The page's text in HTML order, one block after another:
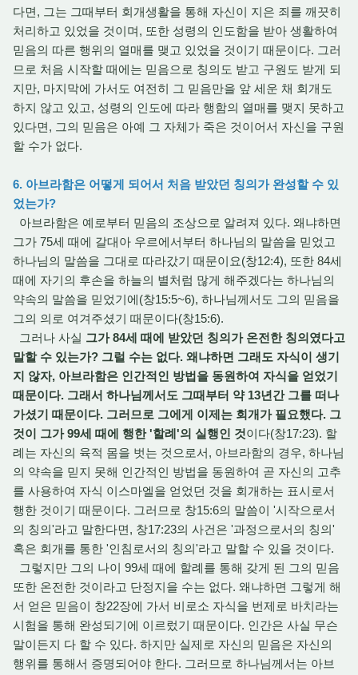
다면, 그는 그때부터 회개생활을 통해 자신이 지은 죄를 깨끗히
처리하고 있었을 것이며, 또한 성령의 인도함을 받아 생활하여
믿음의 따른 행위의 열매를 맺고 있었을 것이기 때문이다. 그러
므로 처음 시작할 때에는 믿음으로 칭의도 받고 구원도 받게 되
지만, 마지막에 가서도 여전히 그 믿음만을 앞 세운 채 회개도
하지 않고 있고, 성령의 인도에 따라 행함의 열매를 맺지 못하고
있다면, 그의 믿음은 아예 그 자체가 죽은 것이어서 자신을 구원
할 수가 없다.
6. 아브라함은 어떻게 되어서 처음 받았던 칭의가 완성할 수 있
었는가?
아브라함은 예로부터 믿음의 조상으로 알려져 있다. 왜냐하면
그가 75세 때에 갈대아 우르에서부터 하나님의 말씀을 믿었고
하나님의 말씀을 그대로 따라갔기 때문이요(창12:4), 또한 84세
때에 자기의 후손을 하늘의 별처럼 많게 해주겠다는 하나님의
약속의 말씀을 믿었기에(창15:5~6), 하나님께서도 그의 믿음을
그의 의로 여겨주셨기 때문이다(창15:6).
그러나 사실 그가 84세 때에 받았던 칭의가 온전한 칭의였다고
말할 수 있는가? 그럴 수는 없다. 왜냐하면 그래도 자식이 생기
지 않자, 아브라함은 인간적인 방법을 동원하여 자식을 얻었기
때문이다. 그래서 하나님께서도 그때부터 약 13년간 그를 떠나
가셨기 때문이다. 그러므로 그에게 이제는 회개가 필요했다. 그
것이 그가 99세 때에 행한 '할례'의 실행인 것이다(창17:23). 할
례는 자신의 육적 몸을 벗는 것으로서, 아브라함의 경우, 하나님
의 약속을 믿지 못해 인간적인 방법을 동원하여 곧 자신의 고추
를 사용하여 자식 이스마엘을 얻었던 것을 회개하는 표시로서
행한 것이기 때문이다. 그러므로 창15:6의 말씀이 '시작으로서
의 칭의'라고 말한다면, 창17:23의 사건은 '과정으로서의 칭의'
혹은 회개를 통한 '인침로서의 칭의'라고 말할 수 있을 것이다.
그렇지만 그의 나이 99세 때에 할례를 통해 갖게 된 그의 믿음
또한 온전한 것이라고 단정지을 수는 없다. 왜냐하면 그렇게 해
서 얻은 믿음이 창22장에 가서 비로소 자식을 번제로 바치라는
시험을 통해 완성되기에 이르렀기 때문이다. 인간은 사실 무슨
말이든지 다 할 수 있다. 하지만 실제로 자신의 믿음은 자신의
행위를 통해서 증명되어야 한다. 그러므로 하나님께서는 아브